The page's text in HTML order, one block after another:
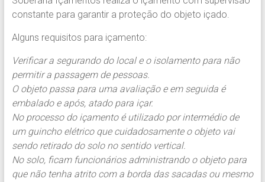
BH
com
A
Soberana
Içamentos.
constante para garantir a proteção do objeto içado.
Alguns requisitos para içamento:
Verificar a segurando do local e o isolamento para não
permitir a passagem de pessoas.
O objeto passa para uma avaliação e em seguida é
embalado e após, atado para içar.
No processo do içamento é utilizado por intermédio de
um guincho elétrico que cuidadosamente o objeto vai
sendo retirado do solo no sentido vertical.
No solo, ficam funcionários administrando o objeto para
que não tenha atrito com a borda das sacadas ou mesmo